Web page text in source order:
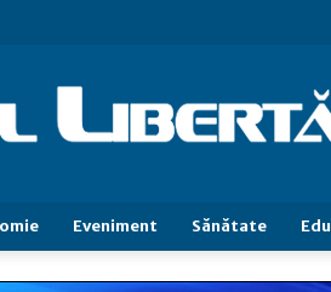
Cuvântul
Eveniment Sănătate